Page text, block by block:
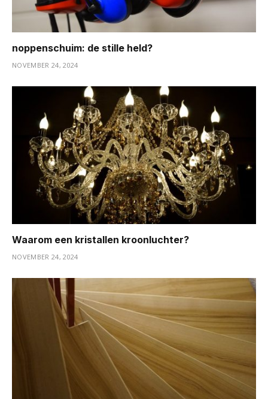
noppenschuim: de stille held?
NOVEMBER 24, 2024
Waarom een kristallen kroonluchter?
NOVEMBER 24, 2024